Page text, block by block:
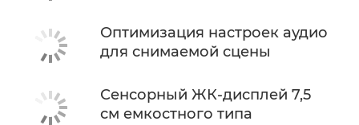
Оптимизация настроек аудио
для снимаемой сцены
Сенсорный ЖК-дисплей 7,5
см емкостного типа